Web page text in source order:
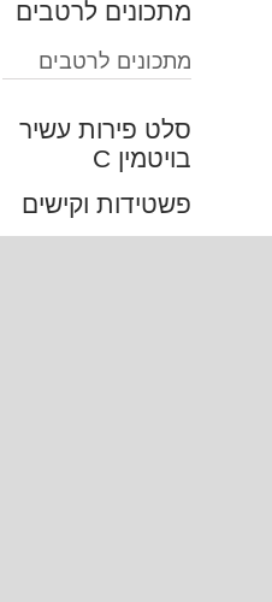
מתכונים לרטבים
מתכונים לרטבים
סלט פירות עשיר
בויטמין C
פשטידות וקישים